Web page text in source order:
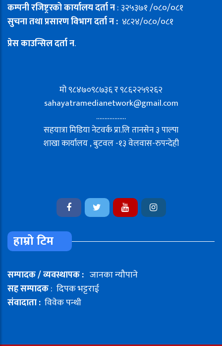
कम्पनी रजिष्ट्ररको कार्यालय दर्ता न: ३२५३७१ /०८०/०८१
सुचना तथा प्रसारण विभाग दर्ता न : ४८२४/०८०/०८१
प्रेस काउन्सिल दर्ता न.
मो ९८४७०९८७३६ र ९८६२२५९२६२
sahayatramedianetwork@gmail.com
………………
सहयात्रा मिडिया नेटवर्क प्रा.लि तानसेन ३ पाल्पा
शाखा कार्यालय , बुटवल -१३ वेलवास-रुपन्देही
हाम्रो टिम
सम्पादक / व्यवस्थापक : जानका न्यौपाने
सह सम्पादक: दिपक भट्टराई
संवादाता : विवेक पन्थी